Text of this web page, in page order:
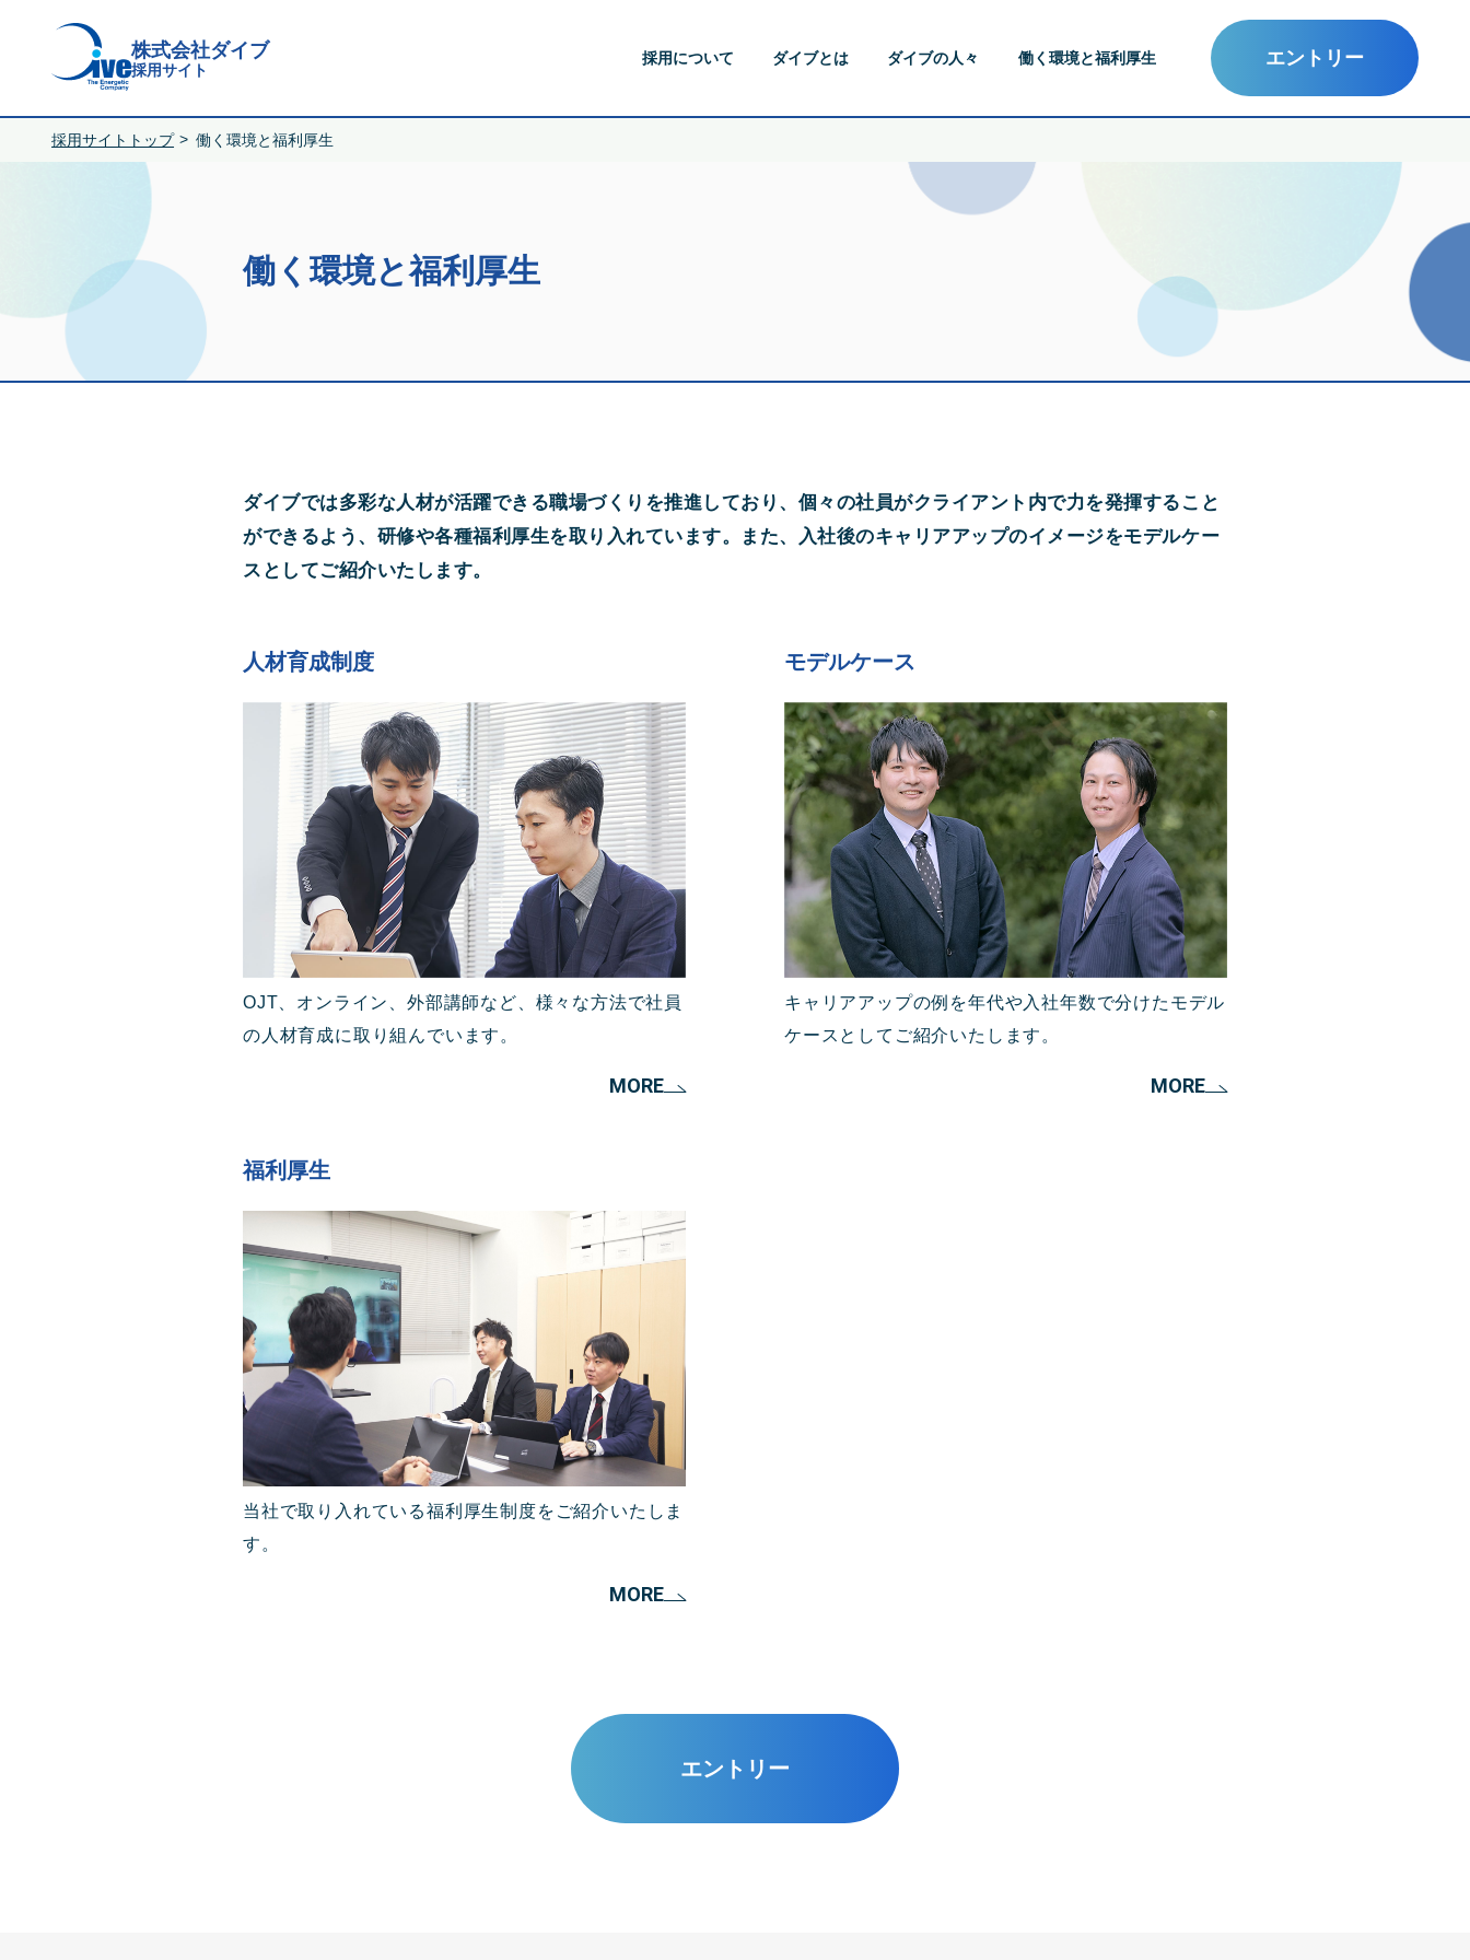
株式会社ダイブ
採用サイト
採用について ダイブとは ダイブの人々 働く環境と福利厚生 エントリー
採用サイトトップ 働く環境と福利厚生
働く環境と福利厚生
ダイブでは多彩な人材が活躍できる職場づくりを推進しており、個々の社員がクライアント内で力を発揮すること
ができるよう、研修や各種福利厚生を取り入れています。また、入社後のキャリアアップのイメージをモデルケー
スとしてご紹介いたします。
人材育成制度
OJT、オンライン、外部講師など、様々な方法で社員
の人材育成に取り組んでいます。
MORE
モデルケース
キャリアアップの例を年代や入社年数で分けたモデル
ケースとしてご紹介いたします。
MORE
福利厚生
当社で取り入れている福利厚生制度をご紹介いたしま
す。
MORE
エントリー